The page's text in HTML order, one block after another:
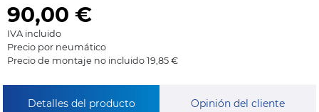
90,00 €
IVA incluido
Precio por neumático
Precio de montaje no incluido 19,85 €
Detalles del producto Opinión del cliente